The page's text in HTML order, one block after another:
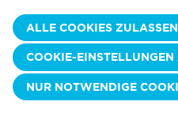
Knokke-
das perfekte Ferienhaus an
Mieten Sie eine Wohnung,
ein Penthouse in
Koksijde, Nieuwpoort und
ALLE COOKIES ZULASSEN
COOKIE-EINSTELLUNGEN
NUR NOTWENDIGE